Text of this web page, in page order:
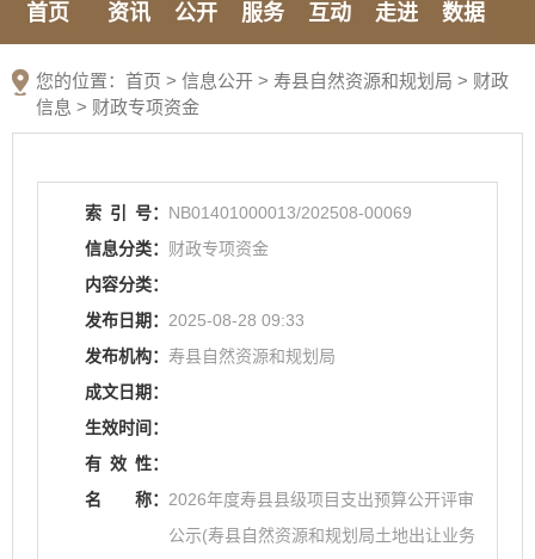
首页 资讯 公开 服务 互动 走进
数据
您的位置： 首页 > 信息公开 > 寿县自然资源和规划局 > 财政
信息 > 财政专项资金
索 引 号： NB01401000013/202508-00069
信息分类： 财政专项资金
内容分类：
发布日期： 2025-08-28 09:33
发布机构： 寿县自然资源和规划局
成文日期：
生效时间：
有 效 性：
名
称： 2026年度寿县县级项目支出预算公开评审
公示(寿县自然资源和规划局土地出让业务